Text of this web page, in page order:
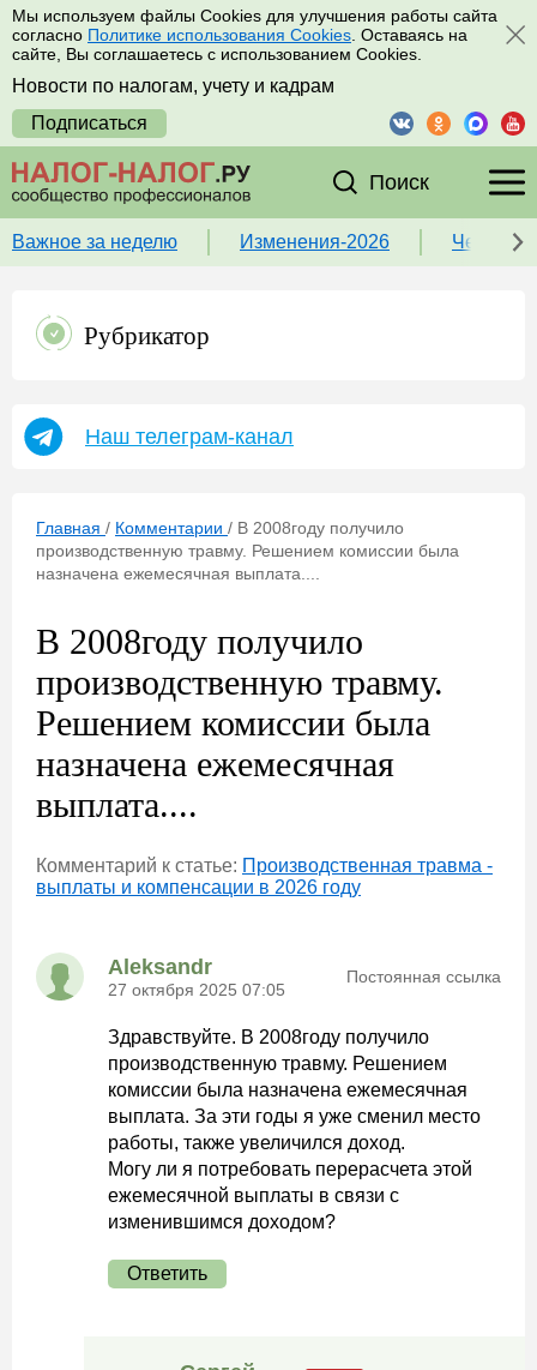
Мы используем файлы Cookies для улучшения работы сайта
согласно Политике использования Cookies . Оставаясь на
сайте, Вы соглашаетесь с использованием Cookies.
Новости по налогам, учету и кадрам
Подписаться
Поиск
Важное за неделю Изменения-2026 Чек-
Рубрикатор
Наш телеграм-канал
Главная / Комментарии / В 2008году получило
производственную травму. Решением комиссии была
назначена ежемесячная выплата....
В 2008году получило
производственную травму.
Решением комиссии была
назначена ежемесячная
выплата....
Комментарий к статье: Производственная травма -
выплаты и компенсации в 2026 году
Aleksandr
27 октября 2025 07:05
Постоянная ссылка
Здравствуйте. В 2008году получило
производственную травму. Решением
комиссии была назначена ежемесячная
выплата. За эти годы я уже сменил место
работы, также увеличился доход.
Могу ли я потребовать перерасчета этой
ежемесячной выплаты в связи с
изменившимся доходом?
Ответить